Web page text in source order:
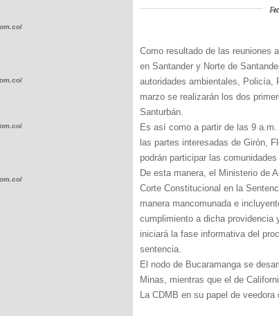
Como resultado de las reuniones
en Santander y Norte de
autoridades ambientales, Policía,
marzo se realizarán los dos
Santurbán.
Es así como a partir de las 9
las partes interesadas de Girón,
podrán participar las
De esta manera, el Ministerio de
Corte Constitucional en la
manera mancomunada e
cumplimiento a dicha providencia
iniciará la fase informativa del
sentencia.
El nodo de Bucaramanga se
Minas, mientras que el de
La CDMB en su papel de
wp-
wp-
wp-
wp-